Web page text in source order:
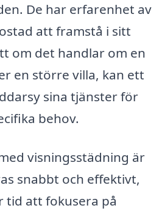
De har erfarenhet av
att framstå i sitt
om det handlar om en
en större villa, kan ett
sina tjänster för
behov.
visningsstädning är
snabbt och effektivt,
tid att fokusera på